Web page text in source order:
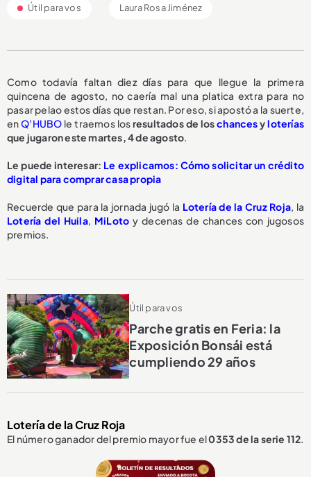
Útil para vos Laura Rosa Jiménez
Como todavía faltan diez días para que llegue la primera
quincena de agosto, no caería mal una platica extra para no
pasar pelao estos días que restan. Por eso, si apostó a la suerte,
enQ’HUBO le traemos losresultados de loschancesyloterías
que jugaron este martes, 4 de agosto.
Le puede interesar: Le explicamos: Cómo solicitar un crédito
digital para comprar casa propia
Recuerde que para la jornada jugó la Lotería de la Cruz Roja, la
Lotería del Huila, MiLoto y decenas de chances con jugosos
premios.
Útil para vos
Parche gratis en Feria: la
Exposición Bonsái está
cumpliendo 29 años
Lotería de la Cruz Roja
El número ganador del premio mayor fue el0353de la serie 112.